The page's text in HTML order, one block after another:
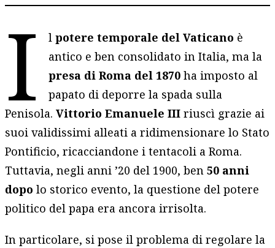
I lpotere temporale del Vaticano è
antico e ben consolidato in Italia, ma la
presa di Roma del 1870 ha imposto al
papato di deporre la spada sulla
Penisola.Vittorio Emanuele III riuscì grazie ai
suoi validissimi alleati a ridimensionare lo Stato
Pontificio, ricacciandone i tentacoli a Roma.
Tuttavia, negli anni ’20 del 1900, ben 50 anni
dopo lo storico evento, la questione del potere
politico del papa era ancora irrisolta.
In particolare, si pose il problema di regolare la